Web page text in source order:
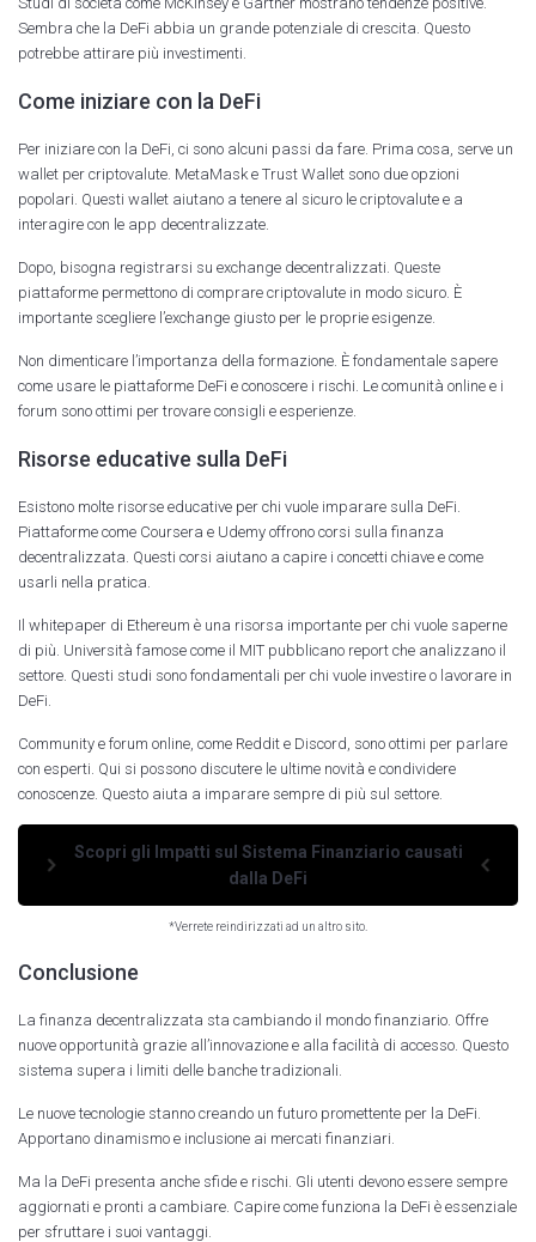
Sembra che la DeFi abbia un grande potenziale di crescita. Questo
potrebbe attirare più investimenti.
Come iniziare con la DeFi
Per iniziare con la DeFi, ci sono alcuni passi da fare. Prima cosa, serve un
wallet per criptovalute. MetaMask e Trust Wallet sono due opzioni
popolari. Questi wallet aiutano a tenere al sicuro le criptovalute e a
interagire con le app decentralizzate.
Dopo, bisogna registrarsi su exchange decentralizzati. Queste
piattaforme permettono di comprare criptovalute in modo sicuro. È
importante scegliere l’exchange giusto per le proprie esigenze.
Non dimenticare l’importanza della formazione. È fondamentale sapere
come usare le piattaforme DeFi e conoscere i rischi. Le comunità online e i
forum sono ottimi per trovare consigli e esperienze.
Risorse educative sulla DeFi
Esistono molte risorse educative per chi vuole imparare sulla DeFi.
Piattaforme come Coursera e Udemy offrono corsi sulla finanza
decentralizzata. Questi corsi aiutano a capire i concetti chiave e come
usarli nella pratica.
Il whitepaper di Ethereum è una risorsa importante per chi vuole saperne
di più. Università famose come il MIT pubblicano report che analizzano il
settore. Questi studi sono fondamentali per chi vuole investire o lavorare in
DeFi.
Community e forum online, come Reddit e Discord, sono ottimi per parlare
con esperti. Qui si possono discutere le ultime novità e condividere
conoscenze. Questo aiuta a imparare sempre di più sul settore.
Scopri gli Impatti sul Sistema Finanziario causati
dalla DeFi
*Verrete reindirizzati ad un altro sito.
Conclusione
La finanza decentralizzata sta cambiando il mondo finanziario. Offre
nuove opportunità grazie all’innovazione e alla facilità di accesso. Questo
sistema supera i limiti delle banche tradizionali.
Le nuove tecnologie stanno creando un futuro promettente per la DeFi.
Apportano dinamismo e inclusione ai mercati finanziari.
Ma la DeFi presenta anche sfide e rischi. Gli utenti devono essere sempre
aggiornati e pronti a cambiare. Capire come funziona la DeFi è essenziale
per sfruttare i suoi vantaggi.